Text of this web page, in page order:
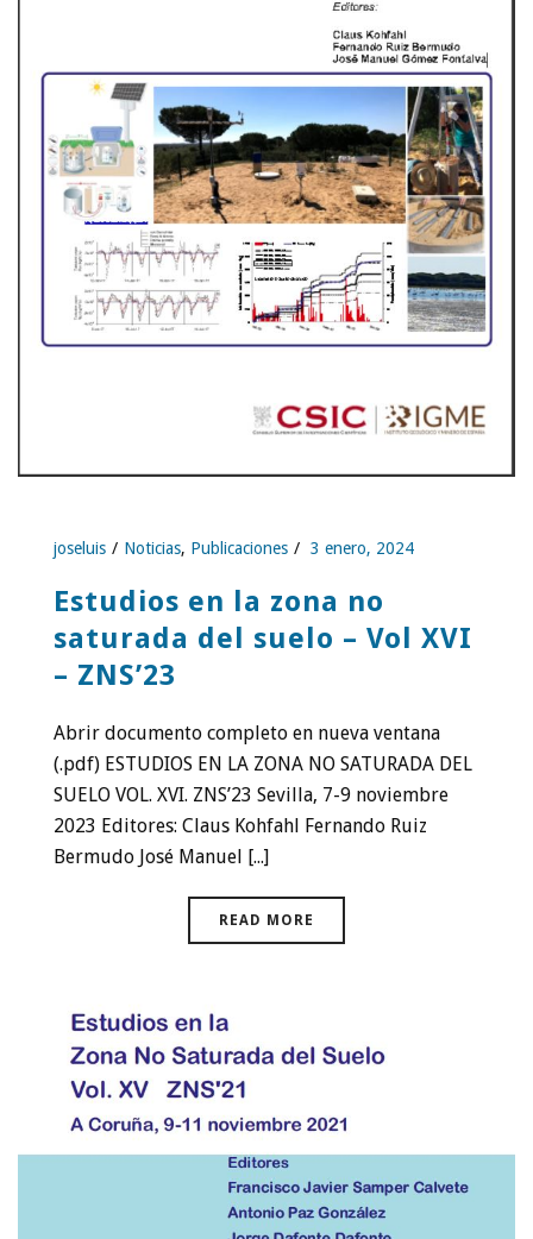
joseluis Noticias, Publicaciones 3 enero, 2024
Estudios en la zona no
saturada del suelo – Vol XVI
– ZNS’23
Abrir documento completo en nueva ventana
(.pdf) ESTUDIOS EN LA ZONA NO SATURADA DEL
SUELO VOL. XVI. ZNS’23 Sevilla, 7-9 noviembre
2023 Editores: Claus Kohfahl Fernando Ruiz
Bermudo José Manuel [...]
READ MORE